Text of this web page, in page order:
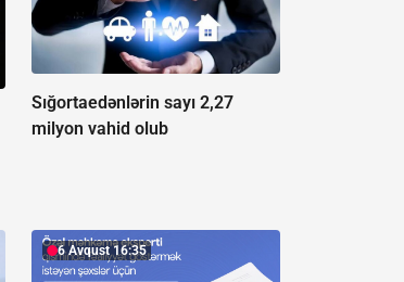
Sığortaedənlərin sayı 2,27
milyon vahid olub
6 Avqust 16:35